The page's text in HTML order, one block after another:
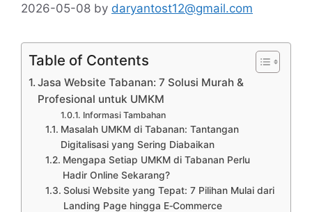
2026-05-08 by daryantost12@gmail.com
Table of Contents
Jasa Website Tabanan: 7 Solusi Murah &
Profesional untuk UMKM
Informasi Tambahan
Masalah UMKM di Tabanan: Tantangan
Digitalisasi yang Sering Diabaikan
Mengapa Setiap UMKM di Tabanan Perlu
Hadir Online Sekarang?
Solusi Website yang Tepat: 7 Pilihan Mulai dari
Landing Page hingga E‑Commerce